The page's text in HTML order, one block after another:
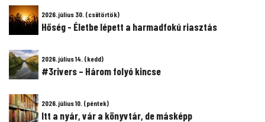
2026. július 30. (csütörtök)
Hőség - Életbe lépett a harmadfokú riasztás
2026. július 14. (kedd)
#3rivers – Három folyó kincse
2026. július 10. (péntek)
Itt a nyár, vár a könyvtár, de másképp